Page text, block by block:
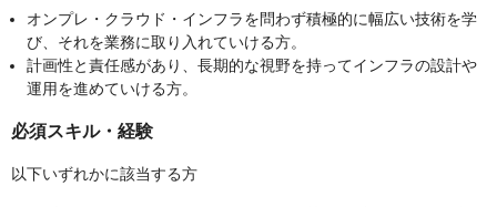
オンプレ・クラウド・インフラを問わず積極的に幅広い技術を学
び、それを業務に取り入れていける方。
計画性と責任感があり、長期的な視野を持ってインフラの設計や
運用を進めていける方。
必須スキル・経験
以下いずれかに該当する方